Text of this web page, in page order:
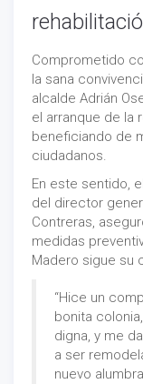
Comprometido
la sana
alcalde Adrián
el arranque de la
beneficiando de
ciudadanos.
En este sentido,
del director
Contreras,
medidas
Madero sigue su
“Hice un
bonita
digna, y me
a ser
nuevo